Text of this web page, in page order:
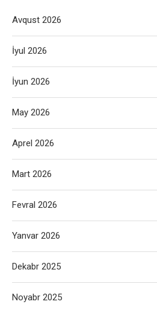
Avqust 2026
İyul 2026
İyun 2026
May 2026
Aprel 2026
Mart 2026
Fevral 2026
Yanvar 2026
Dekabr 2025
Noyabr 2025